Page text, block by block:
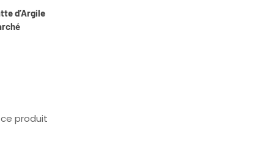
d’Argile
produit